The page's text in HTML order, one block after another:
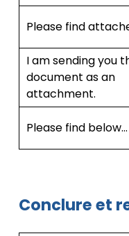
Please find
I am sending you
document as an
attachment.
Please find below…
Conclure et